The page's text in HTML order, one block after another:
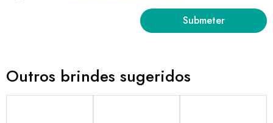
Outros brindes sugeridos